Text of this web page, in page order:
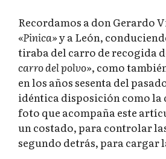
Recordamos a don Gerardo
«Pinica»y a León,
tiraba del carro de recogida
carro del polvo», como
en los años sesenta del
idéntica disposición como la
foto que acompaña este
un costado, para controlar
segundo detrás, para cargar